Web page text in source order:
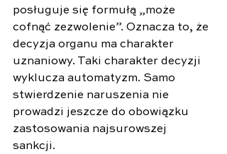
posługuje się formułą „może
cofnąć zezwolenie”. Oznacza to, że
decyzja organu ma charakter
uznaniowy. Taki charakter decyzji
wyklucza automatyzm. Samo
stwierdzenie naruszenia nie
prowadzi jeszcze do obowiązku
zastosowania najsurowszej
sankcji.